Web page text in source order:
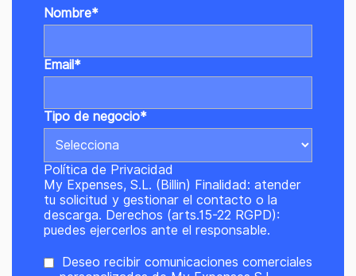
Nombre*
Email*
Tipo de negocio*
Política de Privacidad
My Expenses, S.L. (Billin) Finalidad: atender
tu solicitud y gestionar el contacto o la
descarga. Derechos (arts.15-22 RGPD):
puedes ejercerlos ante el responsable.
Deseo recibir comunicaciones comerciales